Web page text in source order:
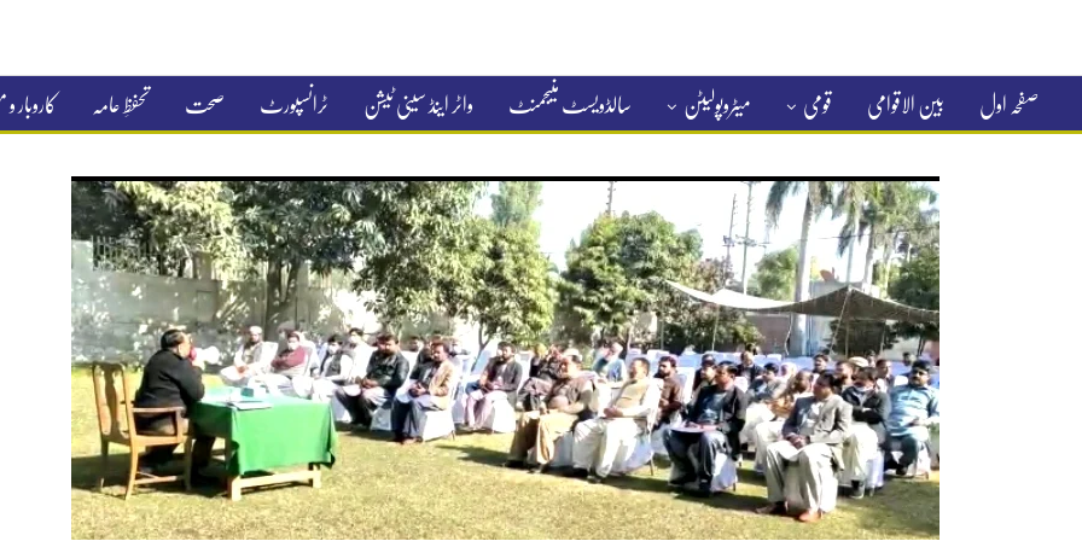
صفحہ اول بین الاقوامی قومی میٹروپولیٹن سالڈویسٹ منیجمنٹ واٹر اینڈ سینی ٹیشن ٹرانسپورٹ صحت تحفظِ عامہ کاروبار